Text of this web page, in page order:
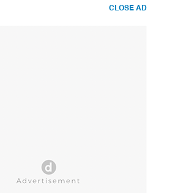
CLOSE AD